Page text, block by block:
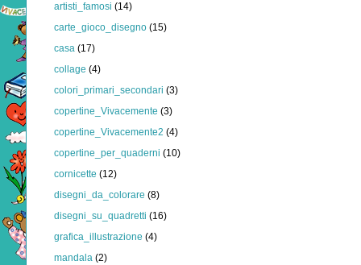
artisti_famosi (14)
carte_gioco_disegno (15)
casa (17)
collage (4)
colori_primari_secondari (3)
copertine_Vivacemente (3)
copertine_Vivacemente2 (4)
copertine_per_quaderni (10)
cornicette (12)
disegni_da_colorare (8)
disegni_su_quadretti (16)
grafica_illustrazione (4)
mandala (2)